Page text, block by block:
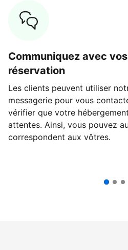
Communiquez avec
réservation
Les clients peuvent utiliser
messagerie pour vous
vérifier que votre
attentes. Ainsi, vous pouvez
correspondent aux vôtres.